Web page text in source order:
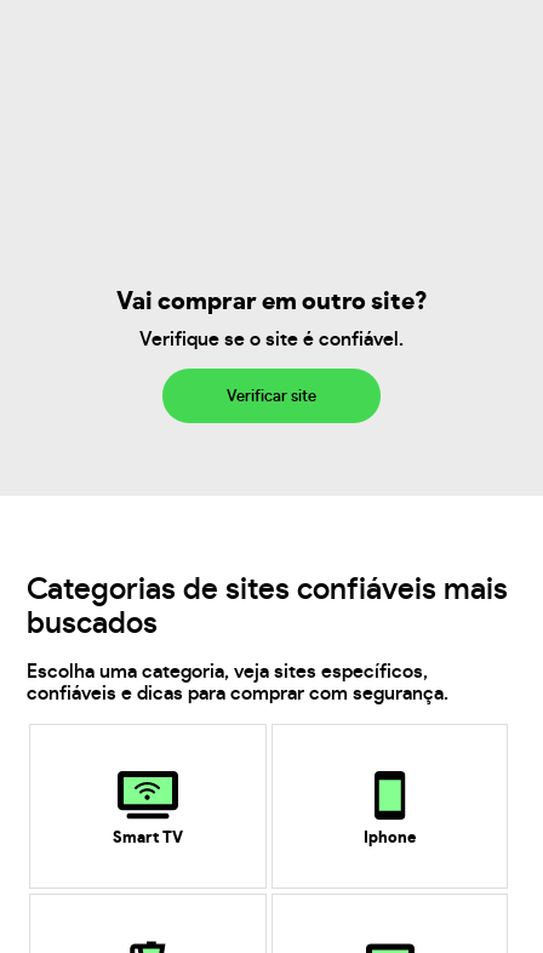
Vai comprar em outro site?
Verifique se o site é confiável.
Verificar site
Categorias de sites confiáveis mais
buscados
Escolha uma categoria, veja sites específicos,
confiáveis e dicas para comprar com segurança.
Smart TV Iphone